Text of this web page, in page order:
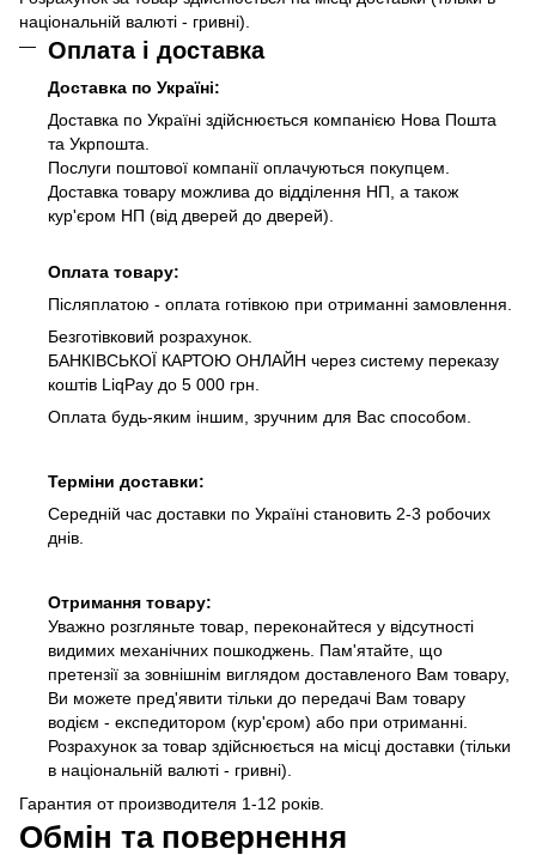
національній валюті - гривні).
Оплата і доставка
Доставка по Україні:
Доставка по Україні здійснюється компанією Нова Пошта
та Укрпошта.
Послуги поштової компанії оплачуються покупцем.
Доставка товару можлива до відділення НП, а також
кур'єром НП (від дверей до дверей).
Оплата товару:
Післяплатою - оплата готівкою при отриманні замовлення.
Безготівковий розрахунок.
БАНКІВСЬКОЇ КАРТОЮ ОНЛАЙН через систему переказу
коштів LiqPay до 5 000 грн.
Оплата будь-яким іншим, зручним для Вас способом.
Терміни доставки:
Середній час доставки по Україні становить 2-3 робочих
днів.
Отримання товару:
Уважно розгляньте товар, переконайтеся у відсутності
видимих механічних пошкоджень. Пам'ятайте, що
претензії за зовнішнім виглядом доставленого Вам товару,
Ви можете пред'явити тільки до передачі Вам товару
водієм - експедитором (кур'єром) або при отриманні.
Розрахунок за товар здійснюється на місці доставки (тільки
в національній валюті - гривні).
Гарантия от производителя 1-12 років.
Обмін та повернення